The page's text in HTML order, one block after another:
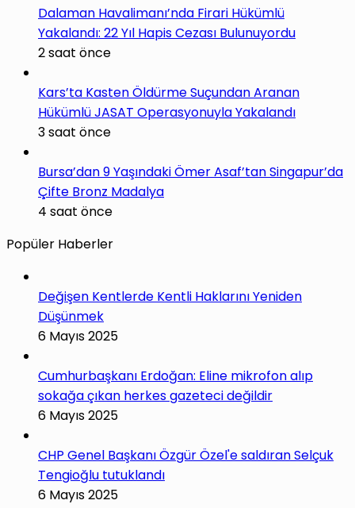
Dalaman Havalimanı’nda Firari Hükümlü
Yakalandı: 22 Yıl Hapis Cezası Bulunuyordu
2 saat önce
Kars’ta Kasten Öldürme Suçundan Aranan
Hükümlü JASAT Operasyonuyla Yakalandı
3 saat önce
Bursa’dan 9 Yaşındaki Ömer Asaf’tan Singapur’da
Çifte Bronz Madalya
4 saat önce
Popüler Haberler
Değişen Kentlerde Kentli Haklarını Yeniden
Düşünmek
6 Mayıs 2025
Cumhurbaşkanı Erdoğan: Eline mikrofon alıp
sokağa çıkan herkes gazeteci değildir
6 Mayıs 2025
CHP Genel Başkanı Özgür Özel'e saldıran Selçuk
Tengioğlu tutuklandı
6 Mayıs 2025